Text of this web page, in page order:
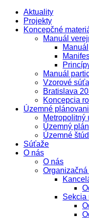
Aktuality
Projekty
Koncepčné
Manuál
Manuál
Manuál
Vzorové
Bratislava
Koncepcia
Územné
Metropolitný
Územný plán
Územné
Súťaže
O nás
O nás
Organizačná
Sekcia